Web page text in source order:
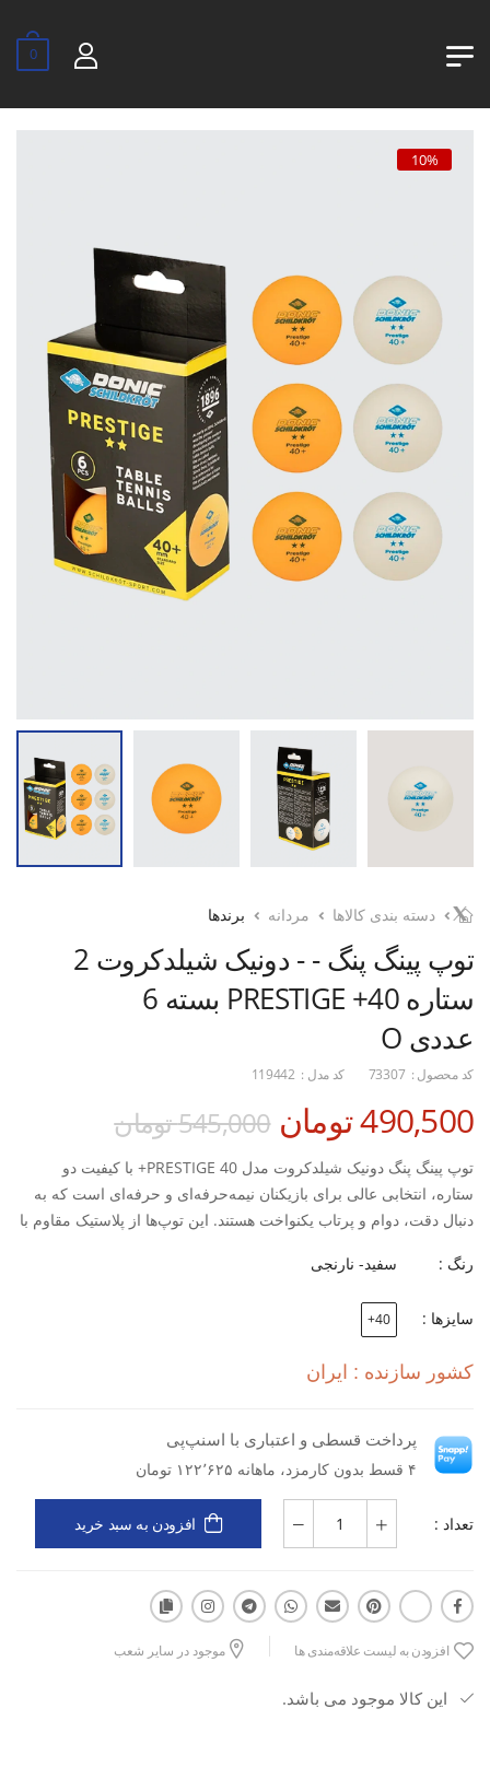
0
10%
دسته بندی کالاها مردانه برندها
توپ پینگ پنگ - - دونیک شیلدکروت 2
ستاره 40+ PRESTIGE بسته 6
عددی O
کد محصول : 73307 کد مدل : 119442
490,500 تومان 545,000 تومان
توپ پینگ پنگ دونیک شیلدکروت مدل PRESTIGE 40+ با کیفیت دو
ستاره، انتخابی عالی برای بازیکنان نیمه‌حرفه‌ای و حرفه‌ای است که به
دنبال دقت، دوام و پرتاب یکنواخت هستند. این توپ‌ها از پلاستیک مقاوم با
داشته باشند و مسیر پرتاب دقیقی را در هر رالی حفظ کنند.
قطر استاندارد 40+ میلی‌متر و وزن متعادل آن‌ها، کنترل بیشتری در
می‌شود.
2 ستاره 40+
جنس توپ از پلاستیک
مخصوص بازی های تمرینی و تفریحی
رنگ : سفید- نارنجی
سایزها : 40+
کشور سازنده : ایران
پرداخت قسطی و اعتباری با اسنپ‌پی
۴ قسط بدون کارمزد، ماهانه ۱۲۲٬۶۲۵ تومان
تعداد : افزودن به سبد خرید
افزودن به لیست علاقه‌مندی ها موجود در سایر شعب
این کالا موجود می باشد.